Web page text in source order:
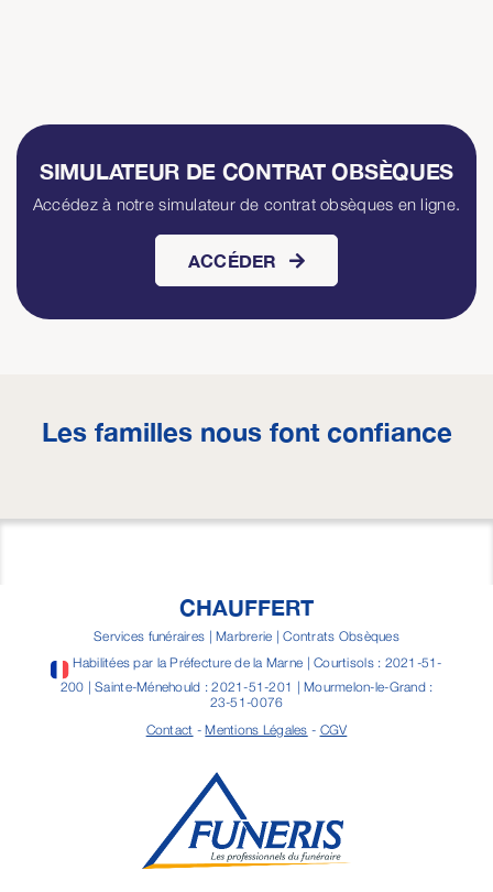
SIMULATEUR DE CONTRAT OBSÈQUES
Accédez à notre simulateur de contrat obsèques en ligne.
ACCÉDER
Les familles nous font confiance
CHAUFFERT
Services funéraires | Marbrerie | Contrats Obsèques
Habilitées par la Préfecture de la Marne | Courtisols : 2021-51-
200 | Sainte-Ménehould : 2021-51-201 | Mourmelon-le-Grand :
23-51-0076
Contact -Mentions Légales - CGV